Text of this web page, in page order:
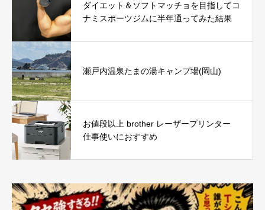
ダイエット＆ソフトマッチョを目指してコ
ナミスポーツジムに半年通ってみた結果
瀬戸内温泉たまの湯キャンプ場(岡山)
お値段以上 brother レーザープリンター
仕事使いにおすすめ